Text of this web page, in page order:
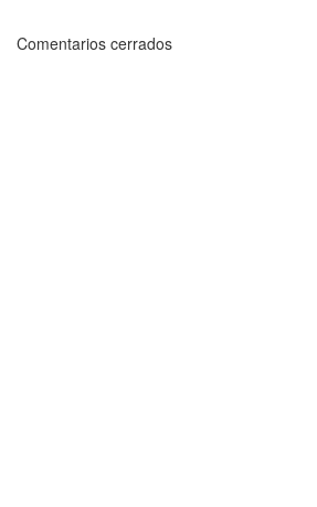
Comentarios cerrados